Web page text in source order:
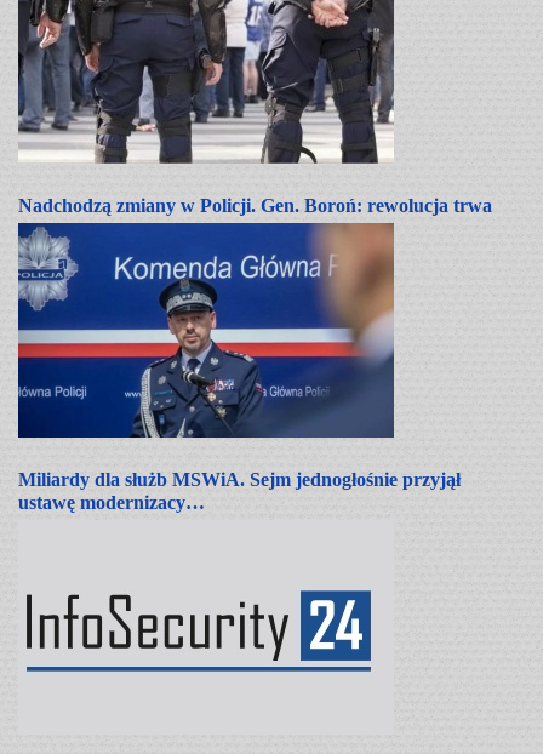
Nadchodzą zmiany w Policji. Gen. Boroń: rewolucja trwa
Miliardy dla służb MSWiA. Sejm jednogłośnie przyjął
ustawę modernizacy…